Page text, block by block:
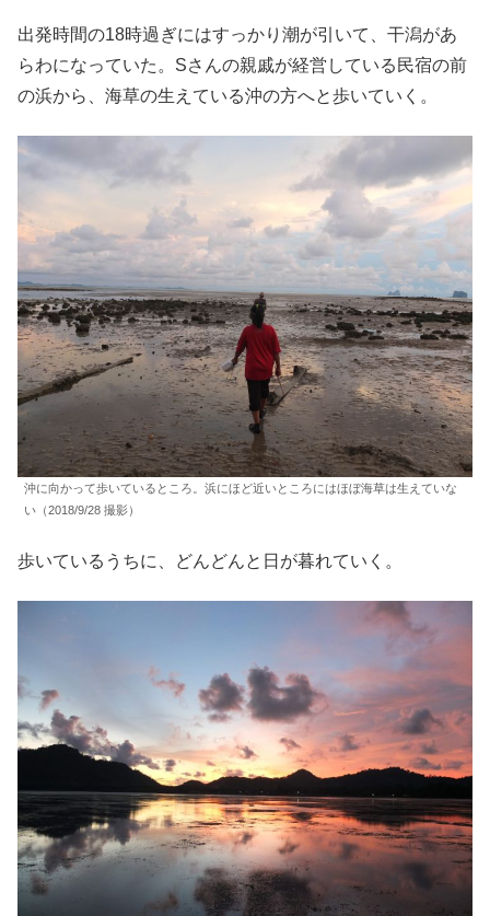
出発時間の18時過ぎにはすっかり潮が引いて、干潟があ
らわになっていた。Sさんの親戚が経営している民宿の前
の浜から、海草の生えている沖の方へと歩いていく。
沖に向かって歩いているところ。浜にほど近いところにはほぼ海草は生えていな
い（2018/9/28 撮影）
歩いているうちに、どんどんと日が暮れていく。